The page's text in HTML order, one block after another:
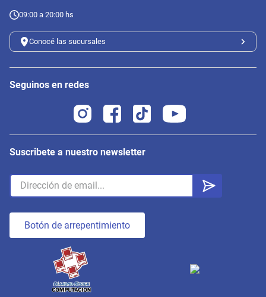
09:00 a 20:00 hs
Conocé las sucursales
Seguinos en redes
Suscribete a nuestro newsletter
Botón de arrepentimiento